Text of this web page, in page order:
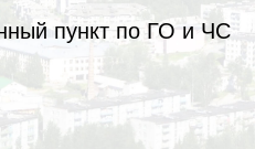
пункт по ГО и ЧС